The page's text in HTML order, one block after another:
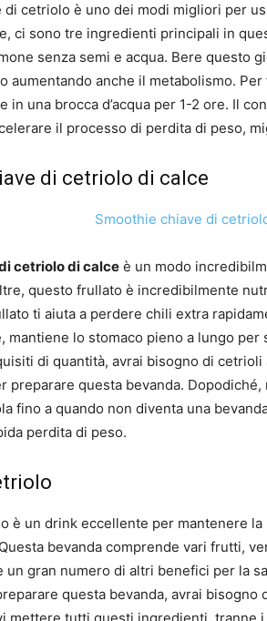
di cetriolo è uno dei modi migliori per
ci sono tre ingredienti principali in
senza semi e acqua. Bere questo
aumentando anche il metabolismo.
in una brocca d’acqua per 1-2 ore. Il
il processo di perdita di peso,
di cetriolo di calce
cetriolo di calce è un modo
questo frullato è incredibilmente
ti aiuta a perdere chili extra
mantiene lo stomaco pieno a lungo per
di quantità, avrai bisogno di
preparare questa bevanda.
fino a quando non diventa una
perdita di peso.
è un drink eccellente per mantenere
bevanda comprende vari frutti,
un gran numero di altri benefici per la
questa bevanda, avrai